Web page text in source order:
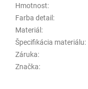
Hmotnost:
Farba detail :
Materiál :
Špecifikácia materiálu:
Záruka:
Značka: